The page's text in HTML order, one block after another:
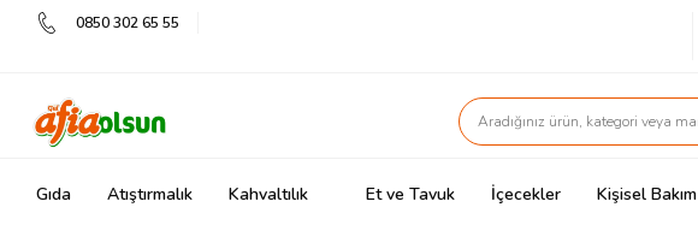
0850 302 65 55
Gıda Atıştırmalık Kahvaltılık Et ve Tavuk İçecekler Kişisel Bakım